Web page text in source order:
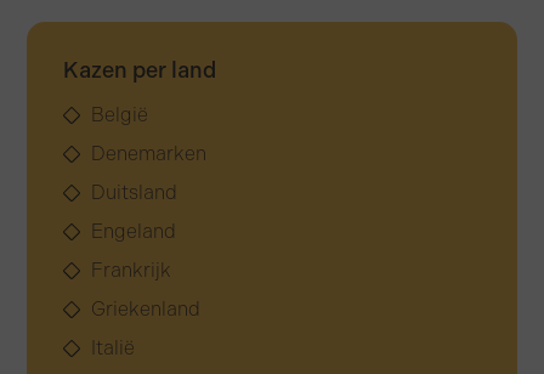
Kazen per land
België
Denemarken
Duitsland
Engeland
Frankrijk
Griekenland
Italië